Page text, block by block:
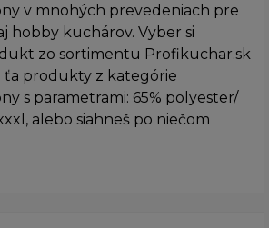
v mnohých prevedeniach pre
hobby kuchárov. Vyber si
zo sortimentu Profikuchar.sk
ťa produkty z kategórie
s parametrami: 65% polyester/
alebo siahneš po niečom